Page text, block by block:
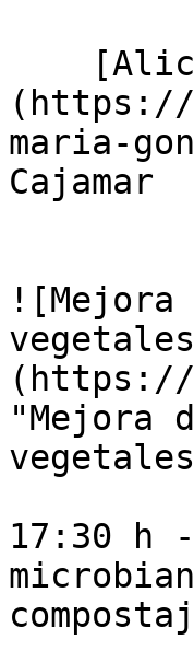
(https://
maria-
Cajamar
(https://
"Mejora
17:30 h